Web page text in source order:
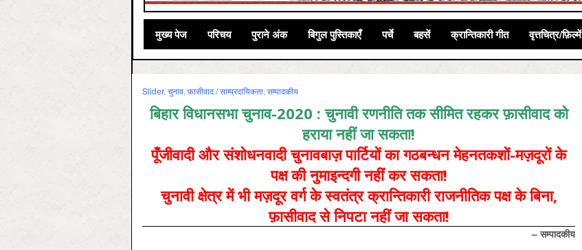
मुख्‍य पेज परिचय पुराने अंक बिगुल पुस्तिकाएँ पर्चे बहसें क्रान्तिकारी गीत वृत्तचित्र/फ़िल्में
Slider, चुनाव, फ़ासीवाद / साम्‍प्रदायिकता, सम्‍पादकीय
बिहार विधानसभा चुनाव-2020 : चुनावी रणनीति तक सीमित रहकर फ़ासीवाद को
हराया नहीं जा सकता!
पूँजीवादी और संशोधनवादी चुनावबाज़ पार्टियों का गठबन्धन मेहनतकशों-मज़दूरों के
पक्ष की नुमाइन्दगी नहीं कर सकता!
चुनावी क्षेत्र में भी मज़दूर वर्ग के स्वतंत्र क्रान्तिकारी राजनीतिक पक्ष के बिना,
फ़ासीवाद से निपटा नहीं जा सकता!
– सम्पादकीय